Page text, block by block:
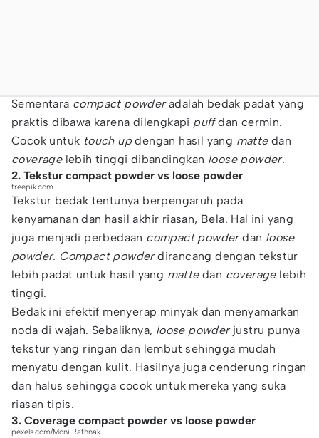
Sementara compact powderadalah bedak padat yang
praktis dibawa karena dilengkapi puffdan cermin.
Cocok untuk touch updengan hasil yang mattedan
coverage lebih tinggi dibandingkan loose powder.
2. Tekstur compact powder vs loose powder
freepik.com
Tekstur bedak tentunya berpengaruh pada
kenyamanan dan hasil akhir riasan, Bela. Hal ini yang
juga menjadi perbedaan compact powderdan loose
powder. Compact powderdirancang dengan tekstur
lebih padat untuk hasil yang mattedan coverage lebih
tinggi.
Bedak ini efektif menyerap minyak dan menyamarkan
noda di wajah. Sebaliknya, loose powderjustru punya
tekstur yang ringan dan lembut sehingga mudah
menyatu dengan kulit. Hasilnya juga cenderung ringan
dan halus sehingga cocok untuk mereka yang suka
riasan tipis.
3. Coverage compact powder vs loose powder
pexels.com/Moni Rathnak